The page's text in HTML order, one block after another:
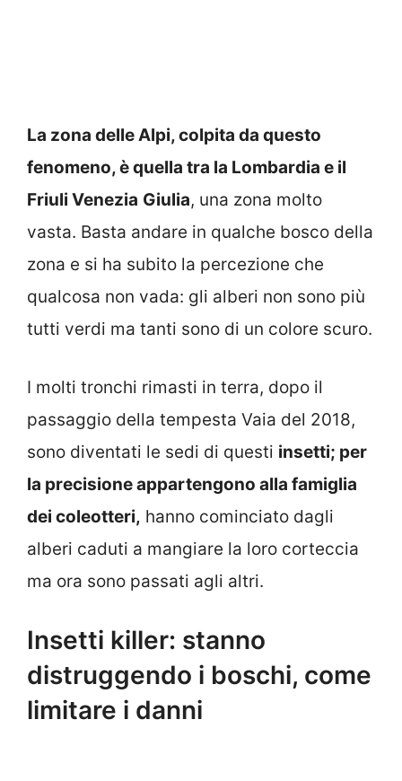
La zona delle Alpi, colpita da questo
fenomeno, è quella tra la Lombardia e il
Friuli Venezia Giulia, una zona molto
vasta. Basta andare in qualche bosco della
zona e si ha subito la percezione che
qualcosa non vada: gli alberi non sono più
tutti verdi ma tanti sono di un colore scuro.
I molti tronchi rimasti in terra, dopo il
passaggio della tempesta Vaia del 2018,
sono diventati le sedi di questi insetti; per
la precisione appartengono alla famiglia
dei coleotteri, hanno cominciato dagli
alberi caduti a mangiare la loro corteccia
ma ora sono passati agli altri.
Insetti killer: stanno
distruggendo i boschi, come
limitare i danni